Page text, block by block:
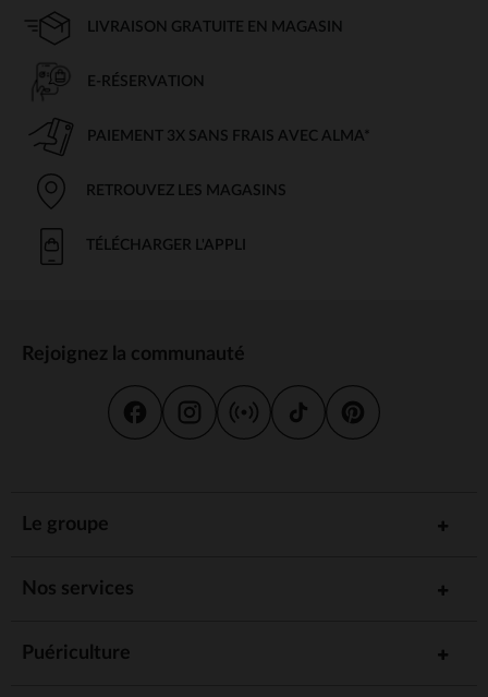
LIVRAISON GRATUITE EN MAGASIN
E-RÉSERVATION
PAIEMENT 3X SANS FRAIS AVEC ALMA*
RETROUVEZ LES MAGASINS
TÉLÉCHARGER L'APPLI
Rejoignez la communauté
Le groupe
Nos services
Puériculture